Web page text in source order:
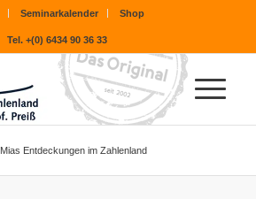
Seminarkalender Shop
Tel. +(0) 6434 90 36 33
Mias Entdeckungen im Zahlenland